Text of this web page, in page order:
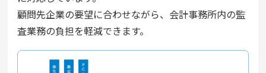
顧問先企業の要望に合わせながら、会計事務所内の監
査業務の負担を軽減できます。